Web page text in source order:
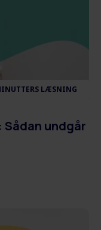
LÆSNING
undgår